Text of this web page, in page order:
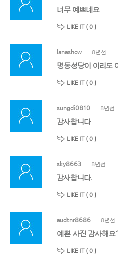
너무 예쁘네요
LIKE IT ( 0 )
lanashow 8년전
명동성당이 이리도
LIKE IT ( 0 )
sungdi0810 8년전
감사합니다
LIKE IT ( 0 )
sky8663 8년전
감사합니다.
LIKE IT ( 0 )
audtnr8686 8년전
예쁜 사진 감사해요
LIKE IT ( 0 )